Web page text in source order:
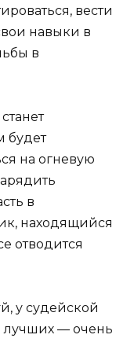
вести
навыки в
в
будет
на огневую
в
находящийся
отводится
у судейской
лучших — очень